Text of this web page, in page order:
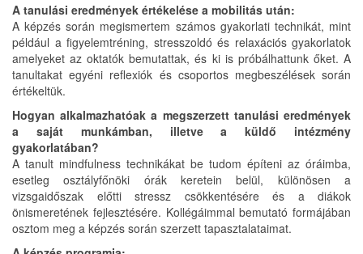
A tanulási eredmények értékelése a mobilitás után:
A képzés során megismertem számos gyakorlati technikát, mint
például a figyelemtréning, stresszoldó és relaxációs gyakorlatok
amelyeket az oktatók bemutattak, és ki is próbálhattunk őket. A
tanultakat egyéni reflexiók és csoportos megbeszélések során
értékeltük.
Hogyan alkalmazhatóak a megszerzett tanulási eredmények
a saját munkámban, illetve a küldő intézmény
gyakorlatában?
A tanult mindfulness technikákat be tudom építeni az óráimba,
esetleg osztályfőnöki órák keretein belül, különösen a
vizsgaidőszak előtti stressz csökkentésére és a diákok
önismeretének fejlesztésére. Kollégáimmal bemutató formájában
osztom meg a képzés során szerzett tapasztalataimat.